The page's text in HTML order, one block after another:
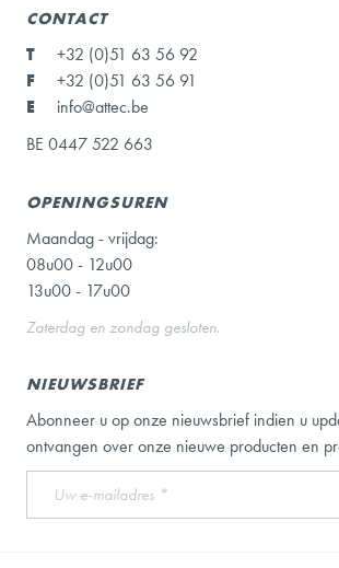
CONTACT
T
+32 (0)51 63 56 92
F
+32 (0)51 63 56 91
E
info@attec.be
BE 0447 522 663
OPENINGSUREN
Maandag - vrijdag:
08u00 - 12u00
13u00 - 17u00
Zaterdag en zondag gesloten.
NIEUWSBRIEF
Abonneer u op onze nieuwsbrief indien u
ontvangen over onze nieuwe producten en